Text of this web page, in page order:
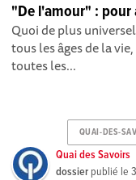
"De l'amour" : pour
Quoi de plus
tous les âges de la
toutes les...
QUAI-DES-
Quai des Savoirs
dossier publié le